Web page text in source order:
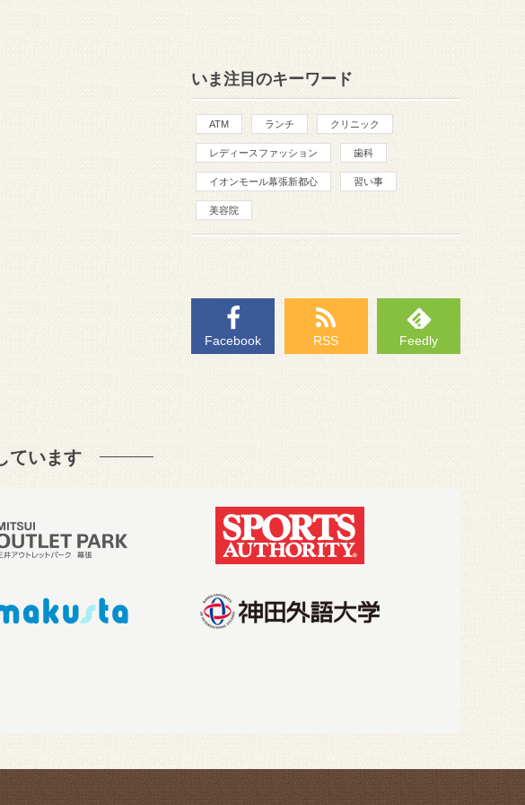
いま注目のキーワード
ATM ランチ クリニック
レディースファッション 歯科
イオンモール幕張新都心 習い事
美容院
Facebook RSS Feedly
ています